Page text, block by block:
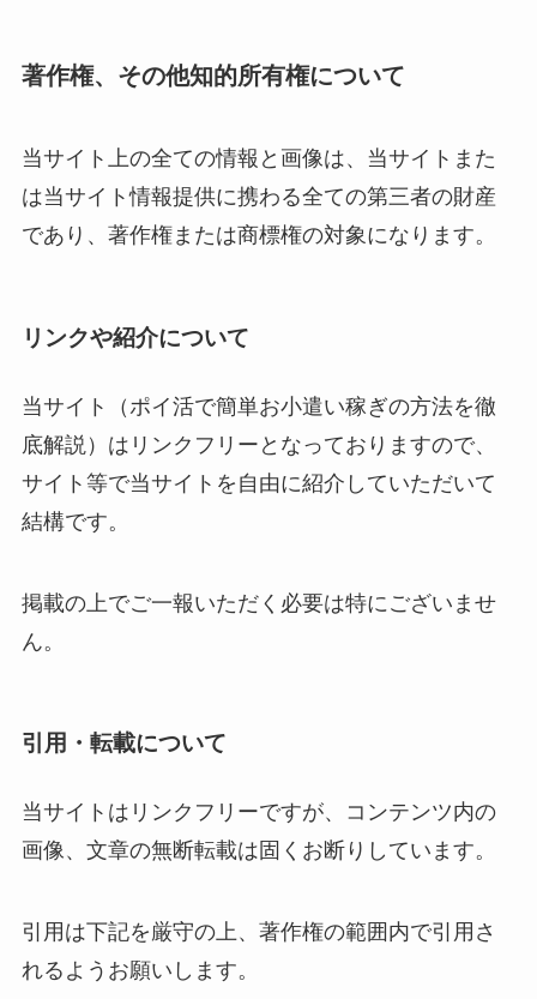
著作権、その他知的所有権について
当サイト上の全ての情報と画像は、当サイトまた
は当サイト情報提供に携わる全ての第三者の財産
であり、著作権または商標権の対象になります。
リンクや紹介について
当サイト（ポイ活で簡単お小遣い稼ぎの方法を徹
底解説）はリンクフリーとなっておりますので、
サイト等で当サイトを自由に紹介していただいて
結構です。
掲載の上でご一報いただく必要は特にございませ
ん。
引用・転載について
当サイトはリンクフリーですが、コンテンツ内の
画像、文章の無断転載は固くお断りしています。
引用は下記を厳守の上、著作権の範囲内で引用さ
れるようお願いします。